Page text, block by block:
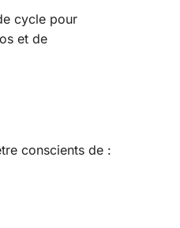
cycle pour
et de
conscients de :